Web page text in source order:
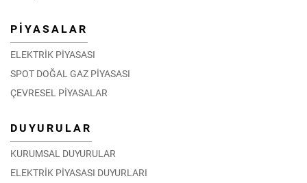
PİYASALAR
ELEKTRİK PİYASASI
SPOT DOĞAL GAZ PİYASASI
ÇEVRESEL PİYASALAR
DUYURULAR
KURUMSAL DUYURULAR
ELEKTRİK PİYASASI DUYURLARI